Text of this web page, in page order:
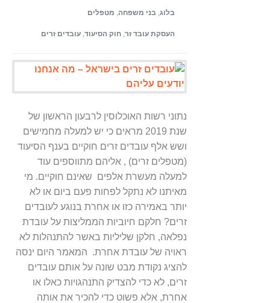
בלוג, בני משפחה, מטפלים
העסקת עובד זר, חוק הסיעוד, עובדים זרים
נתוני רשות האוכלוסין לרבעון הראשון של
שנת 2019 מראים כי יש למעלה מחמישים
ושש אלף עובדים זרים חוקיים בענף הסיעוד
(מטפלים זרים) , אליהם מתווספים עוד
למעלה מעשרת אלפים שאינם חוקיים. מי
מאיתנו לא נתקל לפחות פעם ביום או לא
יותר באמירה כזו או אחרת בנוגע לעובדים
זרים? חלקם חיוביות הממליצות על עובדת
נפלאה, חלקן שליליות באשר להתנהלות לא
ראויה של עובדת אחרת. המאמר היום ינסה
להציג נקודת מבט שונה על אותם עובדים
זרים, לא כדי להצדיק התנהגויות כאלו או
אחרת, אלא פשוט כדי להכיר את אותה